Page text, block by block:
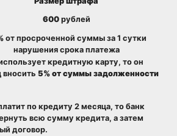
600 рублей
от просроченной суммы за 1 сутки
нарушения срока платежа
кредитную карту, то он
5% от суммы задолженности
по кредиту 2 месяца, то банк
всю сумму кредита, а затем
договор.